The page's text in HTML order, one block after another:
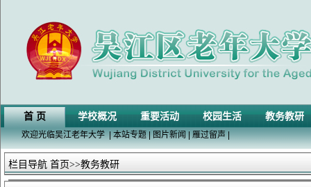
首 页 学校概况 重要活动 校园生活 教务教研
欢迎光临吴江老年大学|本站专题|图片新闻|雁过留声|
栏目导航 首页>>教务教研